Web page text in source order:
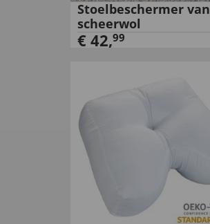
Stoelbeschermer van
scheerwol
€ 42,99